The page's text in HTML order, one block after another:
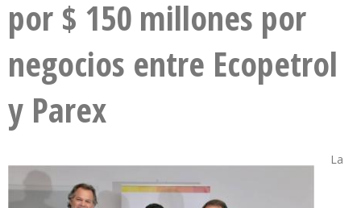
por $ 150 millones por
negocios entre Ecopetrol
y Parex
La